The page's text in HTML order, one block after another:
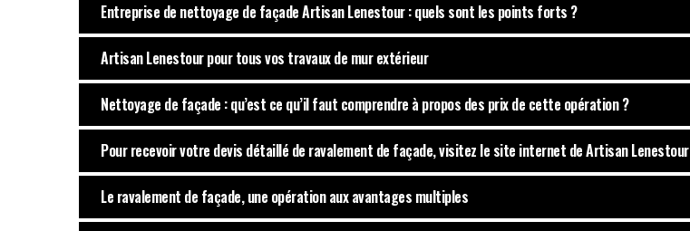
Entreprise de nettoyage de façade Artisan Lenestour : quels sont les points forts ?
Artisan Lenestour pour tous vos travaux de mur extérieur
Nettoyage de façade : qu’est ce qu’il faut comprendre à propos des prix de cette opération ?
Pour recevoir votre devis détaillé de ravalement de façade, visitez le site internet de Artisan Lenestour
Le ravalement de façade, une opération aux avantages multiples